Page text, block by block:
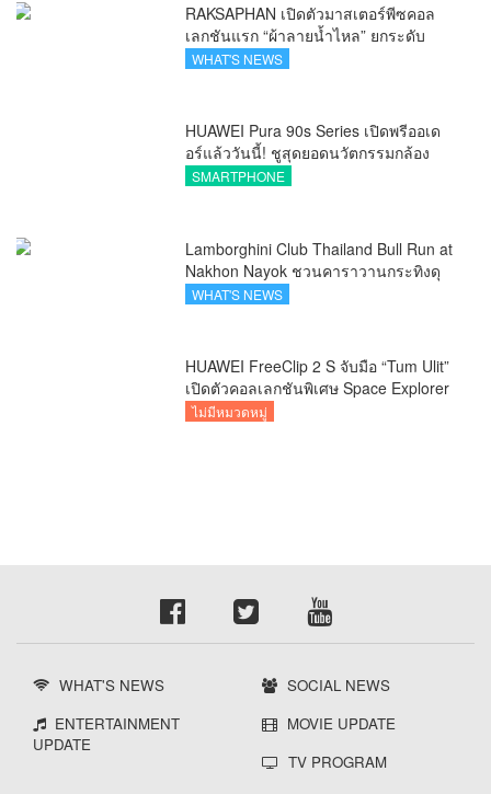
RAKSAPHAN เปิดตัวมาสเตอร์พีซคอล
เลกชันแรก “ผ้าลายน้ำไหล” ยกระดับ
ภูมิปัญญาท้องถิ่นสู่งานศิลป์ระดับสากล
WHAT'S NEWS
HUAWEI Pura 90s Series เปิดพรีออเด
อร์แล้ววันนี้! ชูสุดยอดนวัตกรรมกล้อง
พร้อม AI อัจฉริยะและ 5G Advanced
SMARTPHONE
Lamborghini Club Thailand Bull Run at
Nakhon Nayok ชวนคาราวานกระทิงดุ
สัมผัสธรรมชาติเมืองรอง ณ นครนายก
WHAT'S NEWS
HUAWEI FreeClip 2 S จับมือ “Tum Ulit”
เปิดตัวคอลเลกชันพิเศษ Space Explorer
ถ่ายทอดศิลปะบนเคสหูฟัง
ไม่มีหมวดหมู่
WHAT'S NEWS
SOCIAL NEWS
ENTERTAINMENT
UPDATE
MOVIE UPDATE
TV PROGRAM